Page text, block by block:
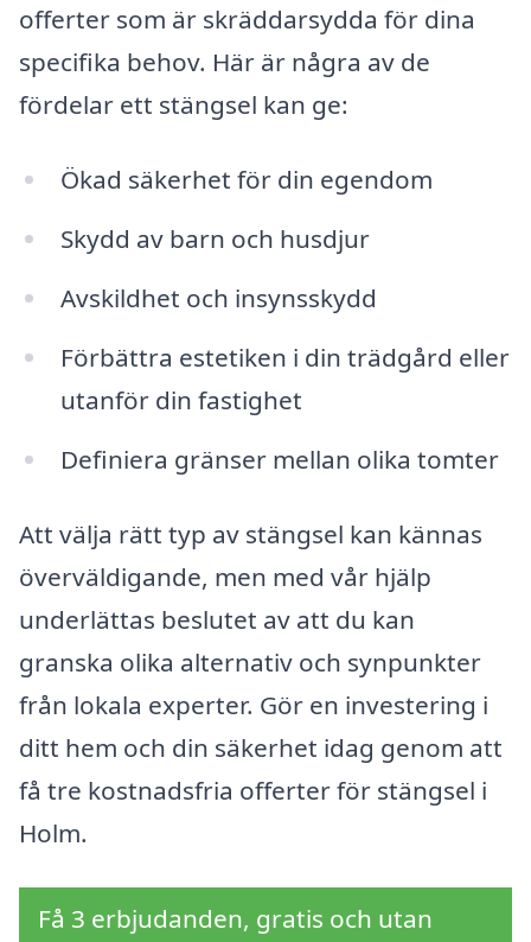
offerter som är skräddarsydda för dina
specifika behov. Här är några av de
fördelar ett stängsel kan ge:
Ökad säkerhet för din egendom
Skydd av barn och husdjur
Avskildhet och insynsskydd
Förbättra estetiken i din trädgård eller
utanför din fastighet
Definiera gränser mellan olika tomter
Att välja rätt typ av stängsel kan kännas
överväldigande, men med vår hjälp
underlättas beslutet av att du kan
granska olika alternativ och synpunkter
från lokala experter. Gör en investering i
ditt hem och din säkerhet idag genom att
få tre kostnadsfria offerter för stängsel i
Holm.
Få 3 erbjudanden, gratis och utan